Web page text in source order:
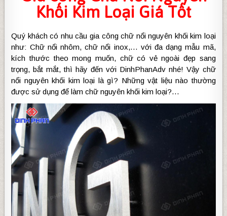
Khối Kim Loại Giá Tốt
Quý khách có nhu cầu gia công chữ nổi nguyên khối kim loại
như: Chữ nổi nhôm, chữ nổi inox,… với đa dạng mẫu mã,
kích thước theo mong muốn, chữ có vẻ ngoài đẹp sang
trọng, bắt mắt, thì hãy đến với DinhPhanAdv nhé! Vậy chữ
nổi nguyên khối kim loại là gì? Những vật liệu nào thường
được sử dụng để làm chữ nguyên khối kim loại?…